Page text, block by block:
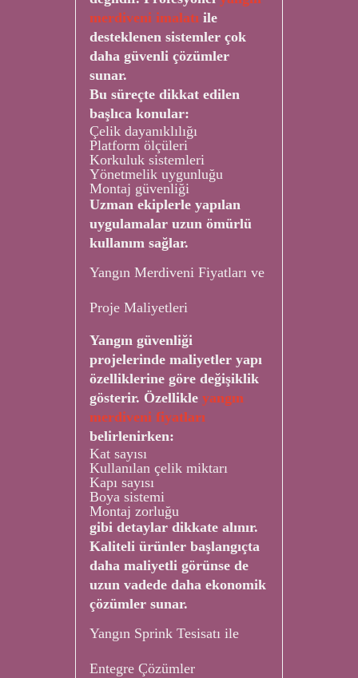
merdiveni imalatı ile
desteklenen sistemler çok
daha güvenli çözümler
sunar.
Bu süreçte dikkat edilen
başlıca konular:
Çelik dayanıklılığı
Platform ölçüleri
Korkuluk sistemleri
Yönetmelik uygunluğu
Montaj güvenliği
Uzman ekiplerle yapılan
uygulamalar uzun ömürlü
kullanım sağlar.
Yangın Merdiveni Fiyatları ve
Proje Maliyetleri
Yangın güvenliği
projelerinde maliyetler yapı
özelliklerine göre değişiklik
gösterir. Özellikle yangın
merdiveni fiyatları
belirlenirken:
Kat sayısı
Kullanılan çelik miktarı
Kapı sayısı
Boya sistemi
Montaj zorluğu
gibi detaylar dikkate alınır.
Kaliteli ürünler başlangıçta
daha maliyetli görünse de
uzun vadede daha ekonomik
çözümler sunar.
Yangın Sprink Tesisatı ile
Entegre Çözümler